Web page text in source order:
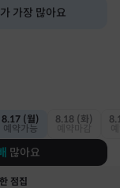
가 가장 많아요
8.17 (월)
예약가능
8.18 (화)
많아요
점집